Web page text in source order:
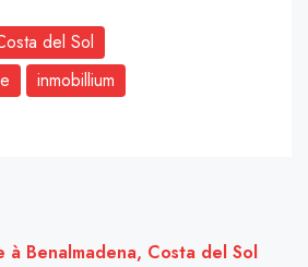
del Sol
inmobillium
à Benalmadena, Costa del Sol